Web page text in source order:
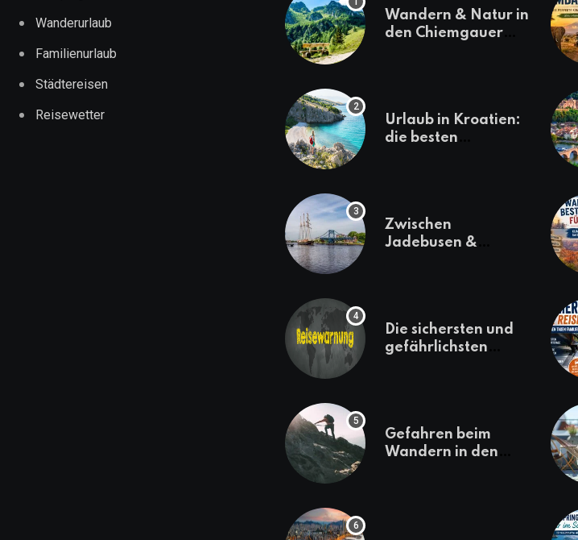
Wanderurlaub
Familienurlaub
Städtereisen
Reisewetter
Wandern & Natur in
den Chiemgauer
Urlaub in Kroatien:
die besten
Zwischen
Jadebusen &
Die sichersten und
gefährlichsten
Gefahren beim
Wandern in den